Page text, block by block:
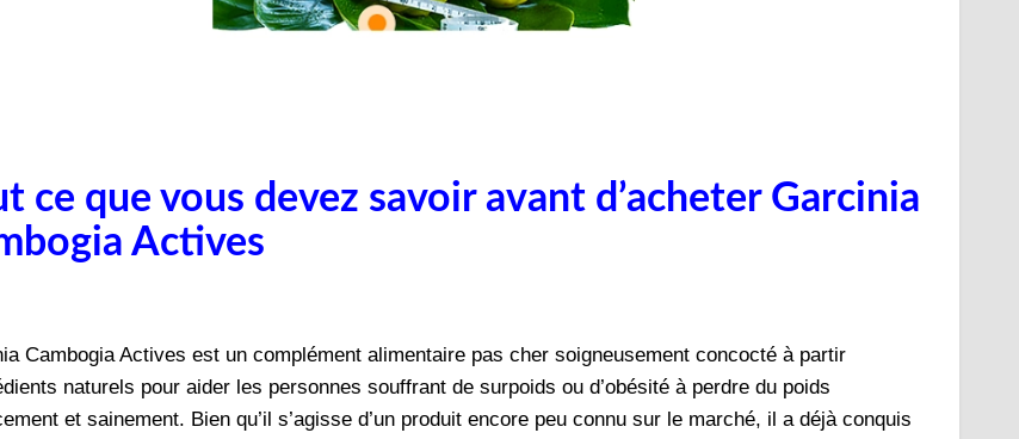
ce que vous devez savoir avant d’acheter Garcinia
Actives
Cambogia Actives est un complément alimentaire pas cher soigneusement concocté à partir
naturels pour aider les personnes souffrant de surpoids ou d’obésité à perdre du poids
et sainement. Bien qu’il s’agisse d’un produit encore peu connu sur le marché, il a déjà conquis